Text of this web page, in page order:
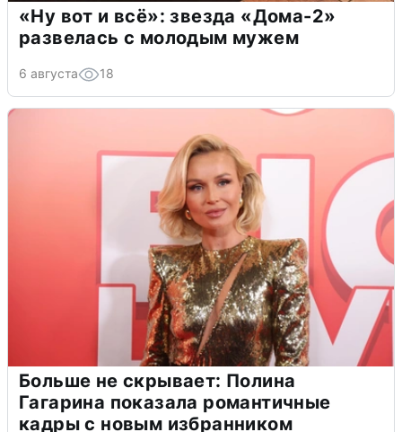
«Ну вот и всё»: звезда «Дома-2»
развелась с молодым мужем
6 августа 18
Больше не скрывает: Полина
Гагарина показала романтичные
кадры с новым избранником